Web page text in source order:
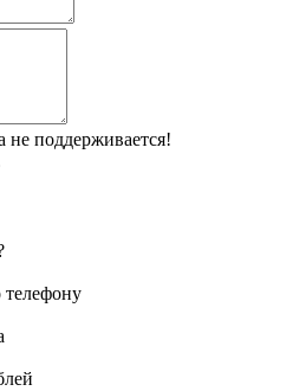
не поддерживается!
телефону